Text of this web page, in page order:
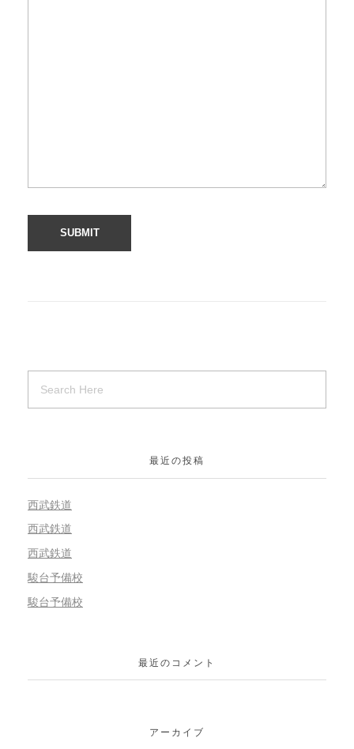
最近の投稿
西武鉄道
西武鉄道
西武鉄道
駿台予備校
駿台予備校
最近のコメント
アーカイブ